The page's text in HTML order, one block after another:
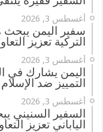
أغسطس 3, 2026
سفير اليمن
التركية تعزيز
أغسطس 3, 2026
اليمن يشارك في
التمييز ضد
أغسطس 3, 2026
السفير السنيني
الياباني تعزيز